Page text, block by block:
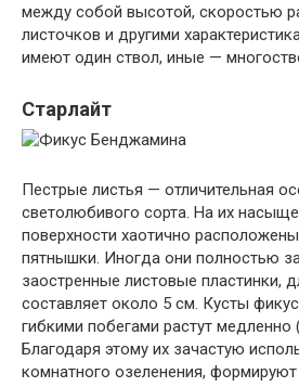
между собой высотой, скоростью
листочков и другими
имеют один ствол, иные —
Старлайт
Пестрые листья — отличительная
светолюбивого сорта. На их
поверхности хаотично
пятнышки. Иногда они полностью
заостренные листовые пластинки,
составляет около 5 см. Кусты
гибкими побегами растут медленно
Благодаря этому их зачастую
комнатного озеленения,